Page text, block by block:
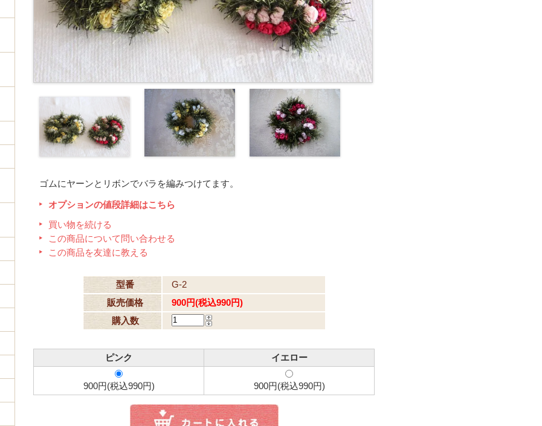
ゴムにヤーンとリボンでバラを編みつけてます。
オプションの値段詳細はこちら
買い物を続ける
この商品について問い合わせる
この商品を友達に教える
型番
G-2
販売価格
900円(税込990円)
購入数
ピンク イエロー
900円(税込990円) 900円(税込990円)